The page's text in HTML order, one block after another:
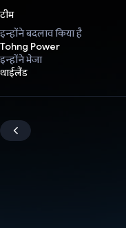
टीम
इन्होंने बदलाव किया है
Tohng Power
इन्होंने भेजा
थाईलैंड